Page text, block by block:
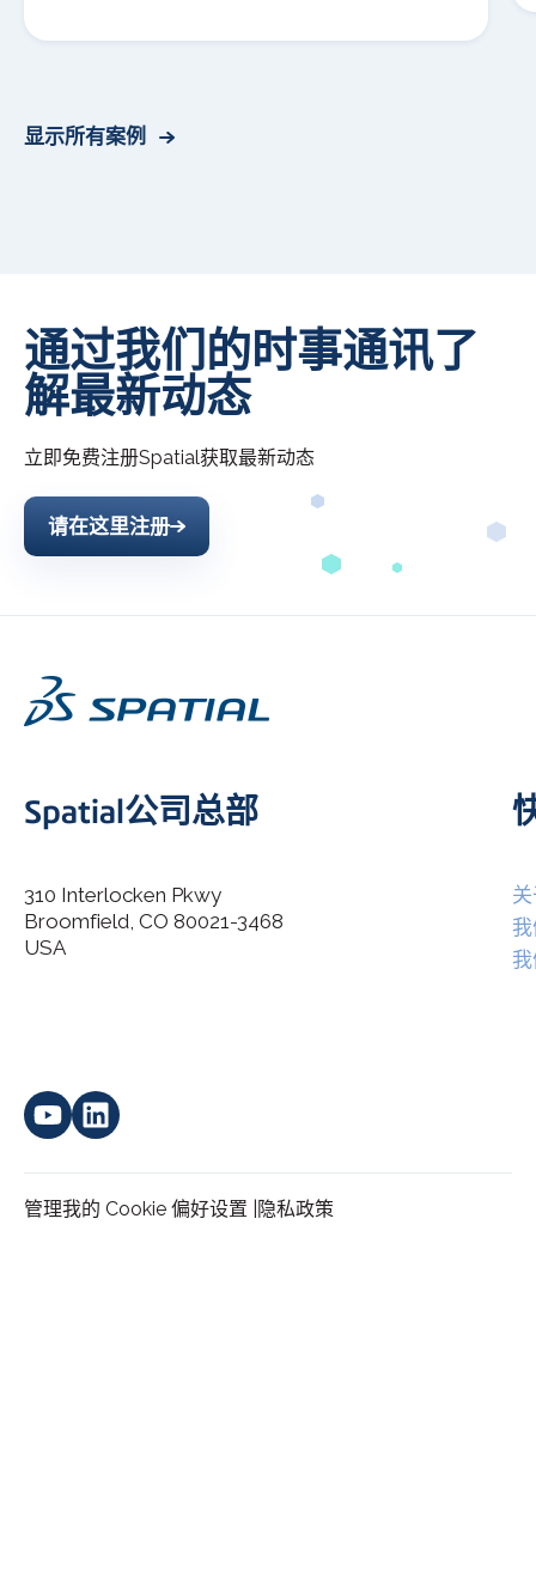
显示所有案例
通过我们的时事通讯了
解最新动态
立即免费注册Spatial获取最新动态
I agree to allow Spatial Corp to store and process my
请在这里注册
Spatial公司总部
310 Interlocken Pkwy
Broomfield, CO 80021-3468
USA
管理我的 Cookie 偏好设置 | 隐私政策